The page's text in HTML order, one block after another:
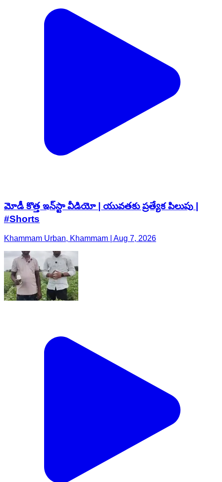
మోడీ కొత్త ఇన్‌స్టా వీడియో | యువతకు ప్రత్యేక పిలుపు |
#Shorts
Khammam Urban, Khammam | Aug 7, 2026